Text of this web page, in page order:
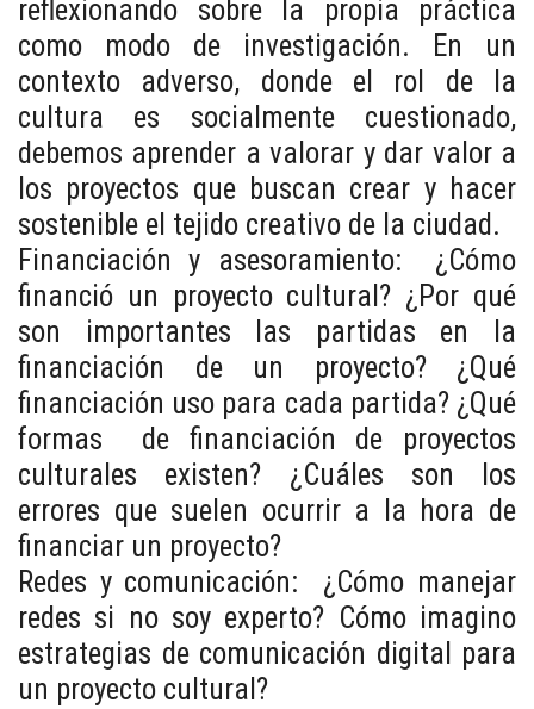
reflexionando sobre la propia práctica
como modo de investigación. En un
contexto adverso, donde el rol de la
cultura es socialmente cuestionado,
debemos aprender a valorar y dar valor a
los proyectos que buscan crear y hacer
sostenible el tejido creativo de la ciudad.
Financiación y asesoramiento: ¿Cómo
financió un proyecto cultural? ¿Por qué
son importantes las partidas en la
financiación de un proyecto? ¿Qué
financiación uso para cada partida? ¿Qué
formas de financiación de proyectos
culturales existen? ¿Cuáles son los
errores que suelen ocurrir a la hora de
financiar un proyecto?
Redes y comunicación: ¿Cómo manejar
redes si no soy experto? Cómo imagino
estrategias de comunicación digital para
un proyecto cultural?